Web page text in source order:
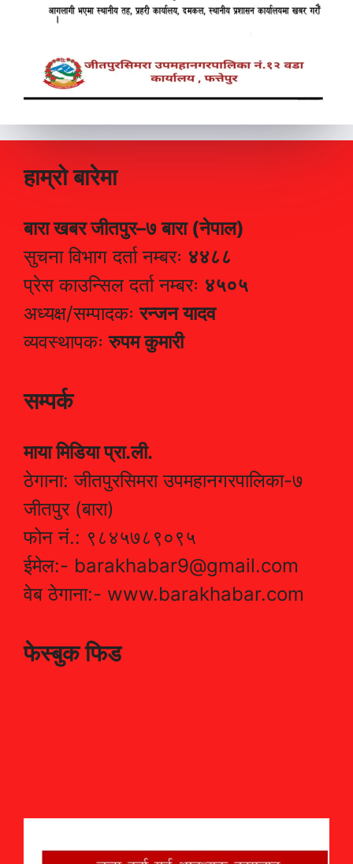
हाम्रो बारेमा
बारा खबर जीतपुर–७ बारा (नेपाल)
सुचना विभाग दर्ता नम्बरः ४४८८
प्रेस काउन्सिल दर्ता नम्बरः ४५०५
अध्यक्ष/सम्पादकःरन्जन यादव
व्यवस्थापकःरुपम कुमारी
सम्पर्क
माया मिडिया प्रा.ली.
ठेगाना: जीतपुरसिमरा उपमहानगरपालिका-७
जीतपुर (बारा)
फोन नं.: ९८४५७८९०९५
ईमेल:- barakhabar9@gmail.com
वेब ठेगाना:- www.barakhabar.com
फेस्बुक फिड